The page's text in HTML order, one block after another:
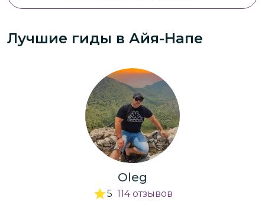
Лучшие гиды в Айя-Напе
Oleg
5 114 отзывов